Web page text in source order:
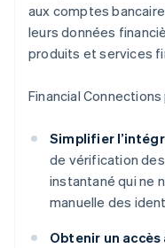
aux comptes
leurs données
produits et services
Financial
Simplifier
de vérification
instantané qui ne
manuelle des
Obtenir un